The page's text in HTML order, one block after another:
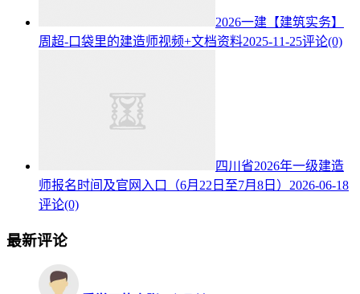
2026一建【建筑实务】
周超-口袋里的建造师视频+文档资料2025-11-25评论(0)
四川省2026年一级建造
师报名时间及官网入口（6月22日至7月8日） 2026-06-18
评论(0)
最新评论